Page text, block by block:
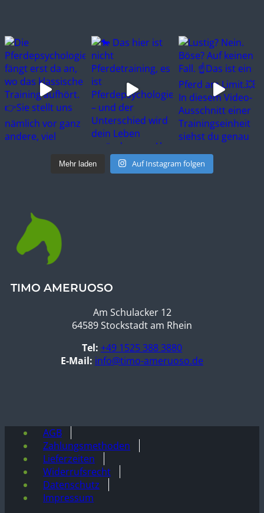
Mehr laden Auf Instagram folgen
TIMO AMERUOSO
Am Schulacker 12
64589 Stockstadt am Rhein
Tel: +49 1525 388 3880
E-Mail: info@timo-ameruoso.de
AGB
Zahlungsmethoden
Lieferzeiten
Widerrufsrecht
Datenschutz
Impressum